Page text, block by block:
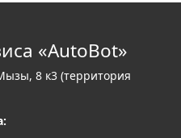
«AutoBot»
8 к3 (территория